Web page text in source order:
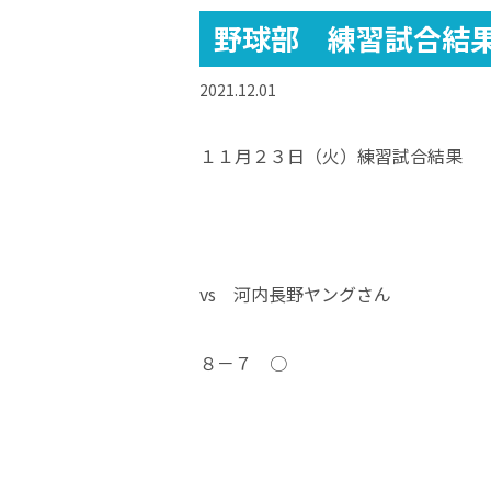
野球部 練習試合結
2021.12.01
１１月２３日（火）練習試合結果
vs 河内長野ヤングさん
８－７ ○